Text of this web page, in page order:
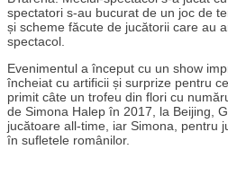
spectatori s-au bucurat de un joc de
și scheme făcute de jucătorii care au
spectacol.
Evenimentul a început cu un show
încheiat cu artificii și surprize pentru
primit câte un trofeu din flori cu
de Simona Halep în 2017, la Beijing,
jucătoare all-time, iar Simona, pentru
în sufletele românilor.